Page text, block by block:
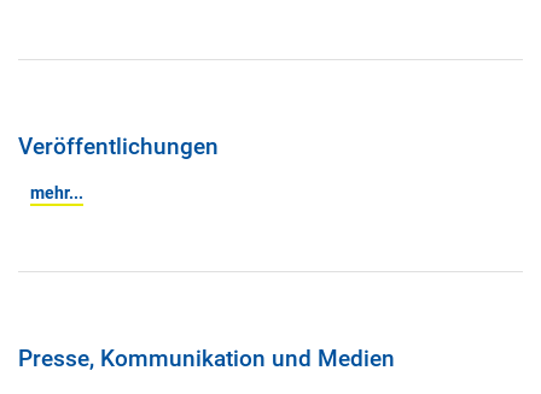
Veröffentlichungen
mehr...
Presse, Kommunikation und Medien